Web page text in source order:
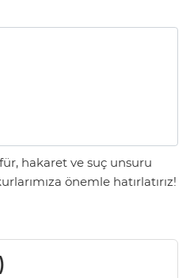
hakaret ve suç unsuru
önemle hatırlatırız!